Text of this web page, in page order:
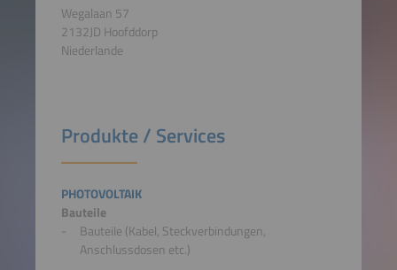
Wegalaan 57
2132JD Hoofddorp
Niederlande
Produkte / Services
PHOTOVOLTAIK
Bauteile
Bauteile (Kabel, Steckverbindungen,
Anschlussdosen etc.)